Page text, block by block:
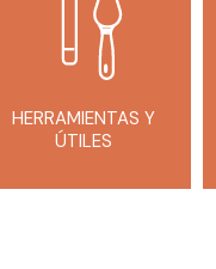
HERRAMIENTAS Y
ÚTILES